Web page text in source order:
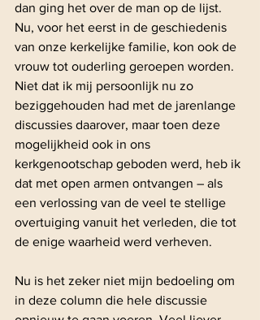
dan ging het over de man op de lijst.
Nu, voor het eerst in de geschiedenis
van onze kerkelijke familie, kon ook de
vrouw tot ouderling geroepen worden.
Niet dat ik mij persoonlijk nu zo
beziggehouden had met de jarenlange
discussies daarover, maar toen deze
mogelijkheid ook in ons
kerkgenootschap geboden werd, heb ik
dat met open armen ontvangen – als
een verlossing van de veel te stellige
overtuiging vanuit het verleden, die tot
de enige waarheid werd verheven.
Nu is het zeker niet mijn bedoeling om
in deze column die hele discussie